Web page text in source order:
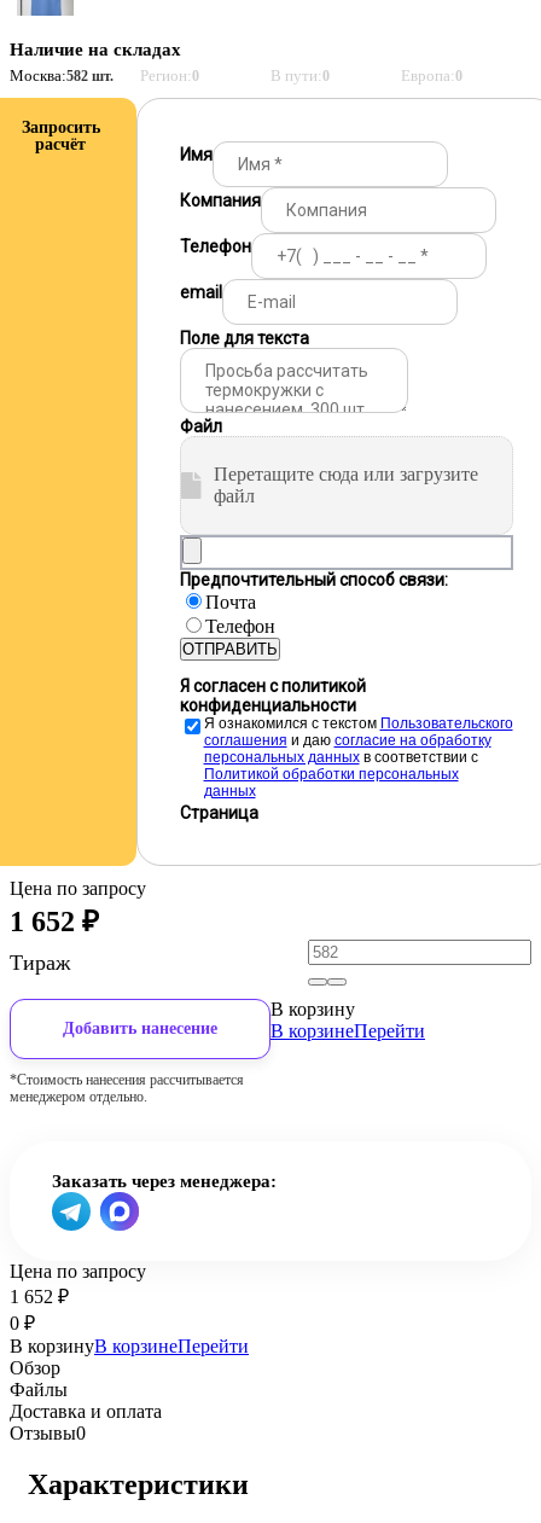
Наличие на складах
Москва:582 шт. Регион:0 В пути:0 Европа:0
Запросить
расчёт
Имя
Компания
Телефон
email
Поле для текста
Файл
Перетащите сюда или загрузите
файл
Предпочтительный способ связи:
Почта
Телефон
ОТПРАВИТЬ
Я согласен с политикой
конфиденциальности
Я ознакомился с текстом Пользовательского
соглашения и даю cогласие на обработку
персональных данныхв соответствии с
Политикой обработки персональных
данных
Страница
Цена по запросу
1 652 ₽
Тираж
Добавить нанесение
*Стоимость нанесения рассчитывается
менеджером отдельно.
В корзину
В корзинеПерейти
Заказать через менеджера:
Цена по запросу
1 652 ₽
0 ₽
В корзинуВ корзинеПерейти
Обзор
Файлы
Доставка и оплата
Отзывы0
Характеристики